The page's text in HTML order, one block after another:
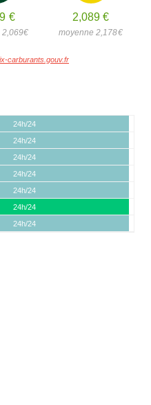
€
2,069€
2,089 €
moyenne 2,178€
carburants.gouv.fr
24h/24
24h/24
24h/24
24h/24
24h/24
24h/24
24h/24